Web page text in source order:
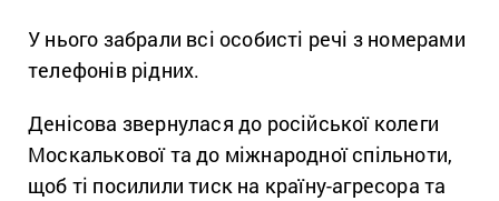
У нього забрали всі особисті речі з номерами
телефонів рідних.
Денісова звернулася до російської колеги
Москалькової та до міжнародної спільноти,
щоб ті посилили тиск на країну-агресора та